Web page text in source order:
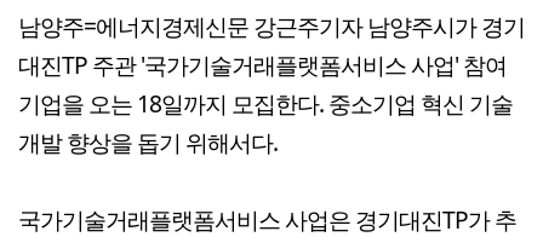
남양주=에너지경제신문 강근주기자 남양주시가 경기
대진TP 주관 '국가기술거래플랫폼서비스 사업' 참여
기업을 오는 18일까지 모집한다. 중소기업 혁신 기술
개발 향상을 돕기 위해서다.
국가기술거래플랫폼서비스 사업은 경기대진TP가 추